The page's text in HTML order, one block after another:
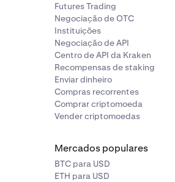
Futures Trading
Negociação de OTC
Instituições
Negociação de API
Centro de API da Kraken
Recompensas de staking
Enviar dinheiro
Compras recorrentes
Comprar criptomoeda
Vender criptomoedas
Mercados populares
BTC para USD
ETH para USD